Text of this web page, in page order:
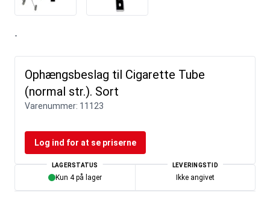
-
Ophængsbeslag til Cigarette Tube
(normal str.). Sort
Varenummer: 11123
Log ind for at se priserne
LAGERSTATUS
Kun 4 på lager
LEVERINGSTID
Ikke angivet